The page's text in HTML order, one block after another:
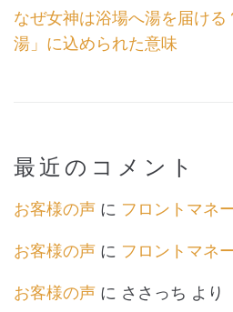
なぜ女神は浴場へ湯を届け
湯」に込められた意味
最近のコメント
お客様の声 に フロントマネ
お客様の声 に フロントマネ
お客様の声 に ささっち より